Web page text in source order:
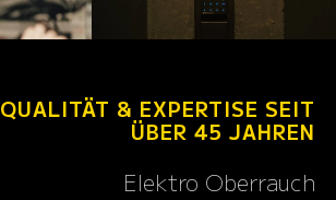
QUALITÄT & EXPERTISE SEIT
ÜBER 45 JAHREN
Elektro Oberrauch